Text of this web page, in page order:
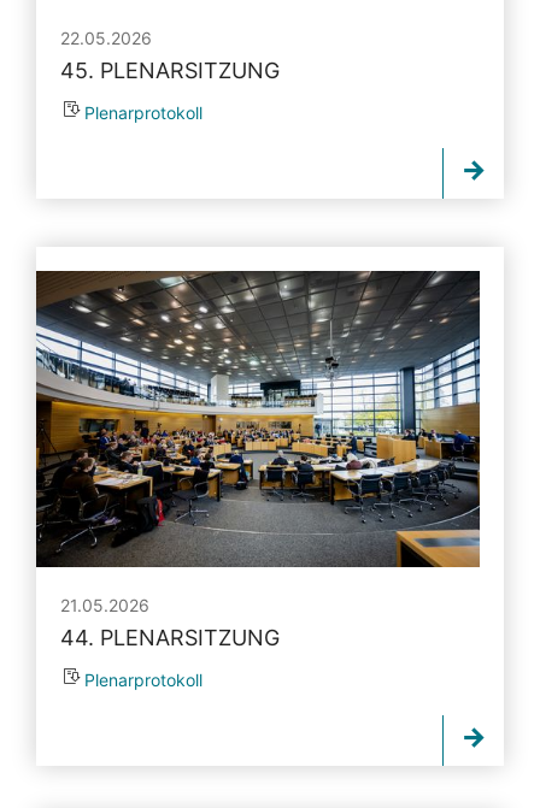
22.05.2026
45. PLENARSITZUNG
Plenarprotokoll
21.05.2026
44. PLENARSITZUNG
Plenarprotokoll